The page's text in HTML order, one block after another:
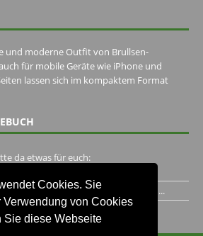
Cookies. Sie
Verwendung von Cookies
Sie diese Webseite
und moderne Outfit von Brullsen-
für mobile Geräte wie iPhone und
lassen sich im kompaktem Format
da etwas für euch:
Hugo Pape verbracht..Habe ihn...